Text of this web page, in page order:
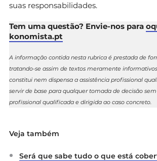
suas responsabilidades.
Tem uma questão? Envie-nos para
konomista.pt
A informação contida nesta rubrica é prestada de
tratando-se assim de textos meramente
constitui nem dispensa a assistência profissional
servir de base para qualquer tomada de decisão
profissional qualificada e dirigida ao caso concreto.
Veja também
Será que sabe tudo o que está